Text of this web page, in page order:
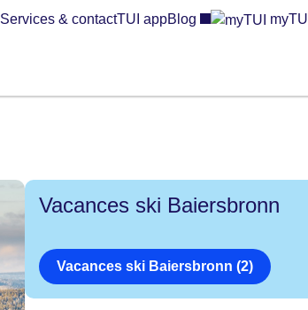
Services & contactTUI appBlog myTUI
Vacances ski Baiersbronn
Vacances ski Baiersbronn (2)